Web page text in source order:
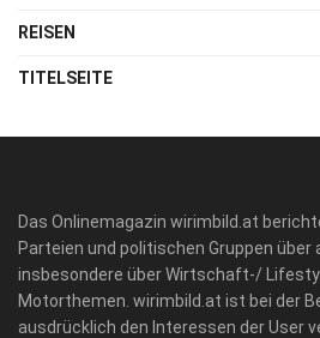
REISEN
TITELSEITE
Das Onlinemagazin wirimbild.at
Parteien und politischen Gruppen über
insbesondere über Wirtschaft-/
Motorthemen. wirimbild.at ist bei der
ausdrücklich den Interessen der User